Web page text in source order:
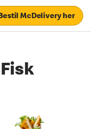
McDelivery her